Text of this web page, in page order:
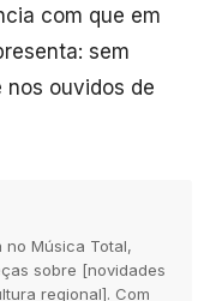
com que em
sem
nos ouvidos de
no Música Total,
sobre [novidades
regional]. Com